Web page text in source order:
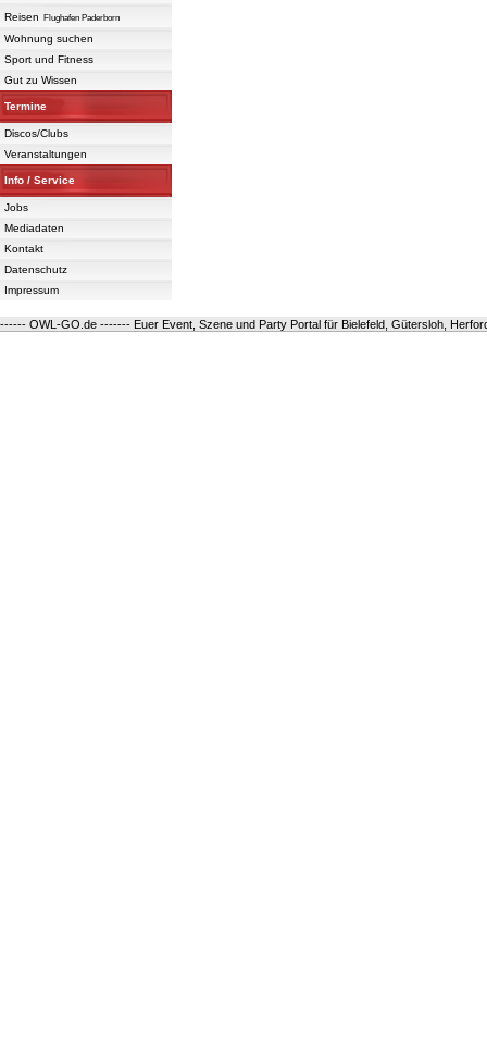
Reisen
Flughafen Paderborn
Wohnung suchen
Sport und Fitness
Gut zu Wissen
Termine
Discos/Clubs
Veranstaltungen
Info / Service
Jobs
Mediadaten
Kontakt
Datenschutz
Impressum
------ OWL-GO.de ------- Euer Event, Szene und Party Portal für Bielefeld, Gütersloh,